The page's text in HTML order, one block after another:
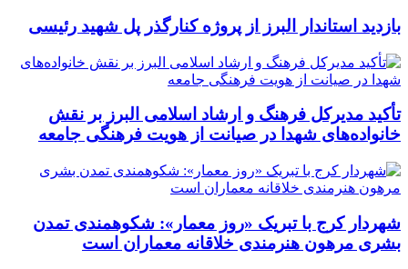
بازدید استاندار البرز از پروژه کنارگذر پل شهید رئیسی
تأکید مدیرکل فرهنگ و ارشاد اسلامی البرز بر نقش
خانواده‌های شهدا در صیانت از هویت فرهنگی جامعه
شهردار کرج با تبریک «روز معمار»: شکوهمندی تمدن
بشری مرهون هنرمندی خلاقانه معماران است